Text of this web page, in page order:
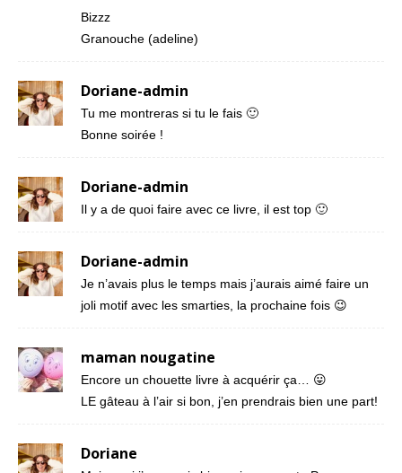
Bizzz
Granouche (adeline)
Doriane-admin
Tu me montreras si tu le fais 🙂
Bonne soirée !
Doriane-admin
Il y a de quoi faire avec ce livre, il est top 🙂
Doriane-admin
Je n’avais plus le temps mais j’aurais aimé faire un
joli motif avec les smarties, la prochaine fois 😉
maman nougatine
Encore un chouette livre à acquérir ça… 😛
LE gâteau à l’air si bon, j’en prendrais bien une part!
Doriane